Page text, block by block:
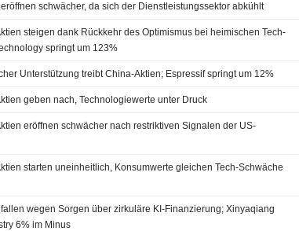
schwächer, da sich der Dienstleistungssektor abkühlt
steigen dank Rückkehr des Optimismus bei heimischen Tech-
springt um 123%
Unterstützung treibt China-Aktien; Espressif springt um 12%
geben nach, Technologiewerte unter Druck
eröffnen schwächer nach restriktiven Signalen der US-
starten uneinheitlich, Konsumwerte gleichen Tech-Schwäche
wegen Sorgen über zirkuläre KI-Finanzierung; Xinyaqiang
6% im Minus